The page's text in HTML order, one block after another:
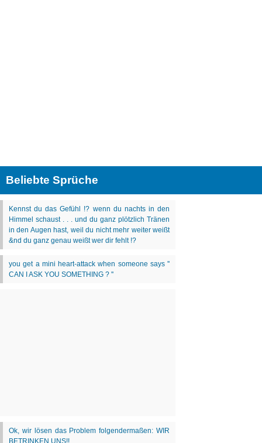
Beliebte Sprüche